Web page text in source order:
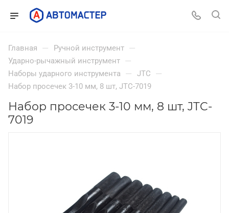
Главная — Ручной инструмент —
Ударно-рычажный инструмент —
Наборы ударного инструмента — JTC —
Набор просечек 3-10 мм, 8 шт, JTC-7019
Набор просечек 3-10 мм, 8 шт, JTC-
7019